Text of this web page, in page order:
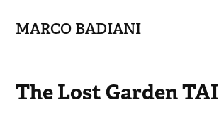
MARCO BADIANI
The Lost Garden TAI